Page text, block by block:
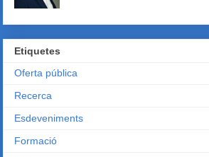
Etiquetes
Oferta pública
Recerca
Esdeveniments
Formació